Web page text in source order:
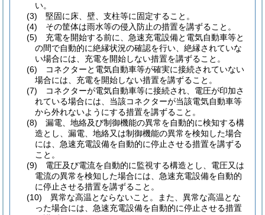
い。
(3)
堅固に床、壁、支柱等に固定すること。
(4)
その筐体は雨水等の侵入防止の措置を講ずること。
(5)
充電を開始する前に、急速充電設備と電気自動車等と
の間で自動的に絶縁状況の確認を行い、絶縁されていな
い場合には、充電を開始しない措置を講ずること。
(6)
コネクターと電気自動車等が確実に接続されていない
場合には、充電を開始しない措置を講ずること。
(7)
コネクターが電気自動車等に接続され、電圧が印加さ
れている場合には、当該コネクターが当該電気自動車等
から外れないようにする措置を講ずること。
(8)
漏電、地絡及び制御機能の異常を自動的に検知する構
造とし、漏電、地絡又は制御機能の異常を検知した場合
には、急速充電設備を自動的に停止させる措置を講ずる
こと。
(9)
電圧及び電流を自動的に監視する構造とし、電圧又は
電流の異常を検知した場合には、急速充電設備を自動的
に停止させる措置を講ずること。
(10)
異常な高温とならないこと。
また、異常な高温とな
った場合には、急速充電設備を自動的に停止させる措置